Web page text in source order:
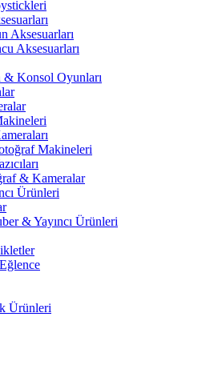
Aksesuarları
Aksesuarları
& Konsol Oyunları
Makineleri
& Kameralar
Ürünleri
& Yayıncı Ürünleri
Ürünleri